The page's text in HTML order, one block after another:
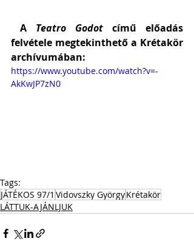
A Teatro Godot című előadás
felvétele megtekinthető a Krétakör
archívumában:
https://www.youtube.com/watch?v=-
AkKwJP7zN0
Tags:
JÁTÉKOS 97/1 Vidovszky GyörgyKrétakör
LÁTTUK-AJÁNLJUK